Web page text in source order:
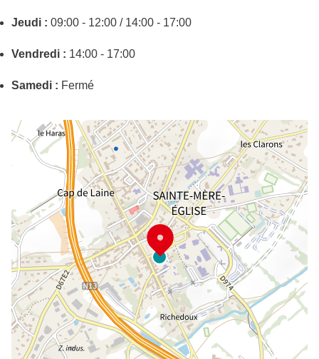
Jeudi : 09:00 - 12:00 / 14:00 - 17:00
Vendredi : 14:00 - 17:00
Samedi : Fermé